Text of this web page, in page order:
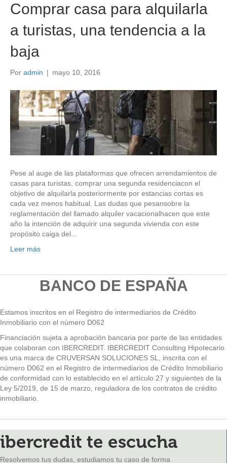
Comprar casa para alquilarla
a turistas, una tendencia a la
baja
Por admin | mayo 10, 2016
Pese al auge de las plataformas que ofrecen arrendamientos de
casas para turistas, comprar una segunda residenciacon el
objetivo de alquilarla posteriormente por estancias cortas es
cada vez menos habitual. Las dudas que pesansobre la
reglamentación del llamado alquiler vacacionalhacen que este
año la intención de adquirir una segunda vivienda con este
propósito caiga del…
Leer más
BANCO DE ESPAÑA
Estamos inscritos en el Registro de intermediarios de Crédito
Inmobiliario con el número D062
Financiación sujeta a aprobación bancaria por parte de las entidades
que colaboran con IBERCREDIT. IBERCREDIT Consulting Hipotecario
es una marca de CRUVERSAN SOLUCIONES SL, inscrita con el
número D062 en el Registro de intermediarios de Crédito Inmobiliario
de conformidad con lo establecido en el artículo 27 y siguientes de la
Ley 5/2019, de 15 de marzo, reguladora de los contratos de crédito
inmobiliario.
ibercredit te escucha
Resolvemos tus dudas, estudiamos tu caso de forma